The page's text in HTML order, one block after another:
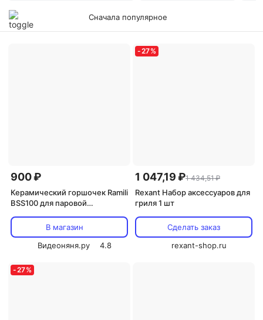
Сначала популярное
900 ₽
Керамический горшочек Ramili
BSS100 для паровой
В магазин
Видеоняня.ру
4.8
-27%
1 047,19 ₽1 434,51 ₽
Rexant Набор аксессуаров для
гриля 1 шт
Сделать заказ
rexant-shop.ru
-27%